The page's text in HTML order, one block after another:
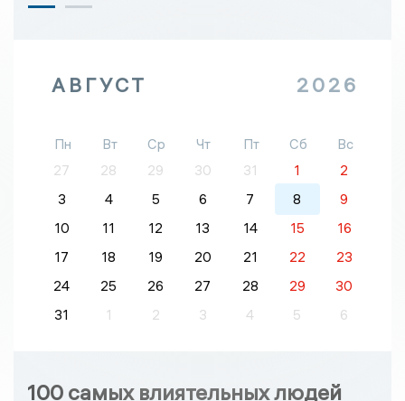
АВГУСТ 2026
Пн Вт Ср Чт Пт Сб
Вс
27
28 29 30 31 1
2
3
4 5 6 7 8
9
10
11 12 13 14 15
16
17
18 19 20 21 22
23
24
25 26 27 28 29
30
31
1 2 3 4 5 6
100 самых влиятельных людей